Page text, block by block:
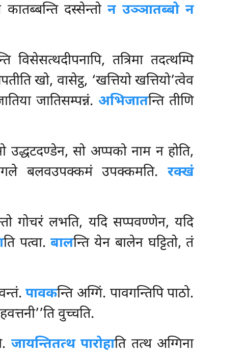
कातब्बन्ति दस्सेन्तोन उञ्ञातब्बो न
तत्रिमा तदत्थम्पि
खो, वासेट्ठ, ‘खत्तियो खत्तियो’त्वेव
जातिसम्पन्नं. अभिजातन्ति तीणि
उद्धटदण्डेन, सो अप्पको नाम न होति,
बलवउपक्कमं उपक्कमति.रक्खं
गोचरं लभति, यदि सप्पवण्णेन, यदि
ति पत्वा.बालन्ति येन बालेन घट्टितो, तं
पावकन्ति अग्गिं. पावगन्तिपि पाठो.
वुच्चति.
जायन्तितत्थ पारोहाति तत्थ अग्गिना